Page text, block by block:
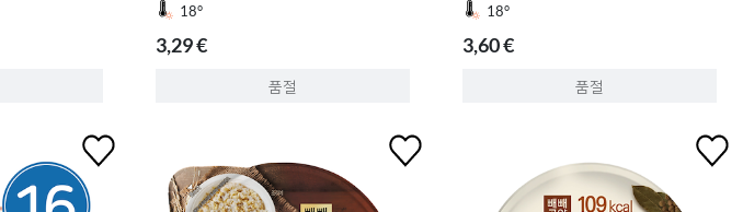
18°
3,29 €
품절
18°
3,60 €
품절